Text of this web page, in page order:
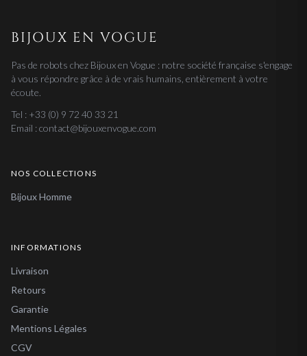
BIJOUX EN VOGUE
Pas de robots chez Bijoux en Vogue : notre société française s'engage
à vous répondre grâce à de vrais humains, entièrement à votre
écoute.
Tel : +33 (0) 9 72 40 33 21
Email : contact@bijouxenvogue.com
NOS COLLECTIONS
Bijoux Homme
INFORMATIONS
Livraison
Retours
Garantie
Mentions Légales
CGV